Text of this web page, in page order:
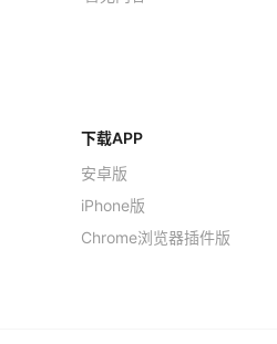
下载APP
安卓版
iPhone版
Chrome浏览器插件版